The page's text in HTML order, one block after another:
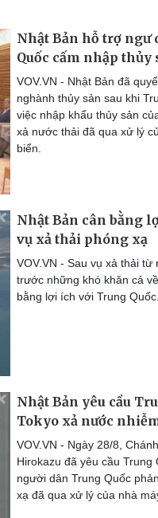
Nhật Bản hỗ trợ ngư
Quốc cấm nhập thủy
VOV.VN - Nhật Bản đã
nghành thủy sản sau khi
việc nhập khẩu thủy sản
xả nước thải đã qua xử lý
biển.
Nhật Bản cân bằng
vụ xả thải phóng xạ
VOV.VN - Sau vụ xả thải
trước những khó khăn cả
bằng lợi ích với Trung Quốc.
Nhật Bản yêu cầu
Tokyo xả nước
VOV.VN - Ngày 28/8,
Hirokazu đã yêu cầu
người dân Trung Quốc
xạ đã qua xử lý của nhà